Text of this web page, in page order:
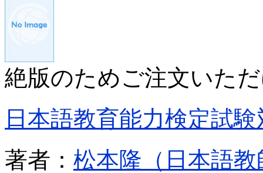
絶版のためご注文いた
日本語教育能力検定試
著者： 松本隆（日本語教